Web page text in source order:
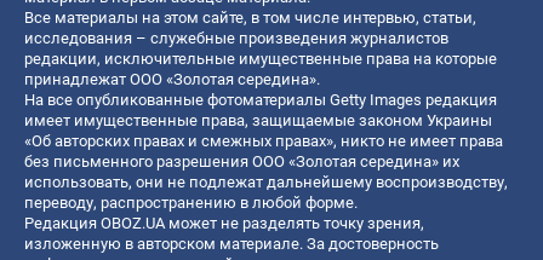
Все материалы на этом сайте, в том числе интервью, статьи,
исследования – служебные произведения журналистов
редакции, исключительные имущественные права на которые
принадлежат ООО «Золотая середина».
На все опубликованные фотоматериалы Getty Images редакция
имеет имущественные права, защищаемые законом Украины
«Об авторских правах и смежных правах», никто не имеет права
без письменного разрешения ООО «Золотая середина» их
использовать, они не подлежат дальнейшему воспроизводству,
переводу, распространению в любой форме.
Редакция OBOZ.UA может не разделять точку зрения,
изложенную в авторском материале. За достоверность